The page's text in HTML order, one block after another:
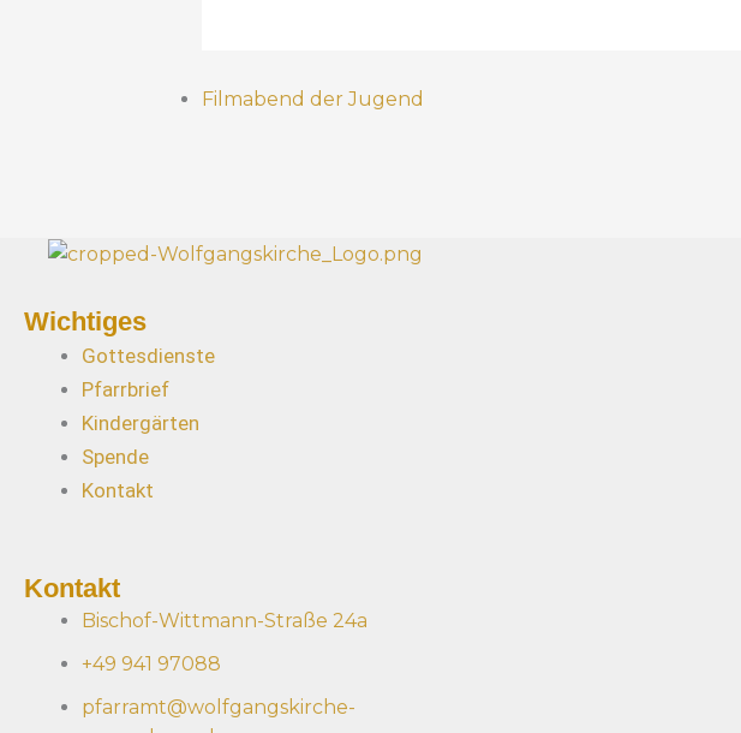
Filmabend der Jugend
Wichtiges
Gottesdienste
Pfarrbrief
Kindergärten
Spende
Kontakt
Kontakt
Bischof-Wittmann-Straße 24a
+49 941 97088
pfarramt@wolfgangskirche-